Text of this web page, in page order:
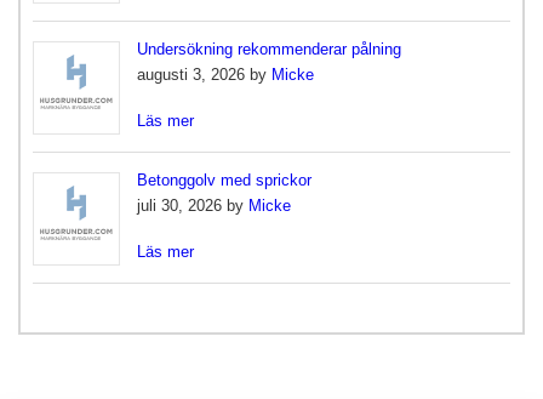
Undersökning rekommenderar pålning
augusti 3, 2026 by Micke
Läs mer
Betonggolv med sprickor
juli 30, 2026 by Micke
Läs mer